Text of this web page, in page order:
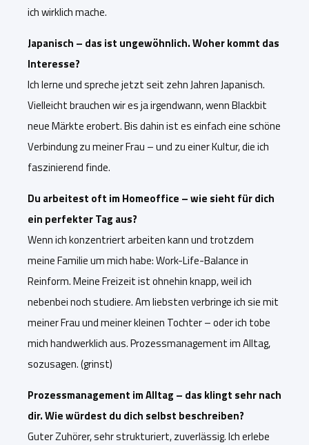
ich wirklich mache.
Japanisch – das ist ungewöhnlich. Woher kommt das
Interesse?
Ich lerne und spreche jetzt seit zehn Jahren Japanisch.
Vielleicht brauchen wir es ja irgendwann, wenn Blackbit
neue Märkte erobert. Bis dahin ist es einfach eine schöne
Verbindung zu meiner Frau – und zu einer Kultur, die ich
faszinierend finde.
Du arbeitest oft im Homeoffice – wie sieht für dich
ein perfekter Tag aus?
Wenn ich konzentriert arbeiten kann und trotzdem
meine Familie um mich habe: Work-Life-Balance in
Reinform. Meine Freizeit ist ohnehin knapp, weil ich
nebenbei noch studiere. Am liebsten verbringe ich sie mit
meiner Frau und meiner kleinen Tochter – oder ich tobe
mich handwerklich aus. Prozessmanagement im Alltag,
sozusagen. (grinst)
Prozessmanagement im Alltag – das klingt sehr nach
dir. Wie würdest du dich selbst beschreiben?
Guter Zuhörer, sehr strukturiert, zuverlässig. Ich erlebe